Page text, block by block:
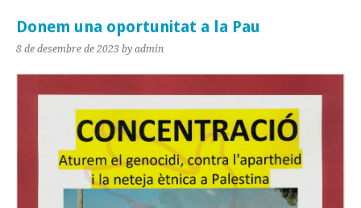
Donem una oportunitat a la Pau
8 de desembre de 2023 by admin